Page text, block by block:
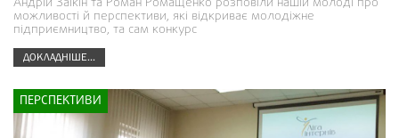
можливості й перспективи, які відкриває молодіжне
підприємництво, та сам конкурс
ДОКЛАДНІШЕ...
ПЕРСПЕКТИВИ